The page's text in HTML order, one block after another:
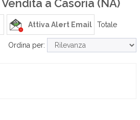
a Casoria (NA)
Attiva Alert Email Totale
Ordina per: